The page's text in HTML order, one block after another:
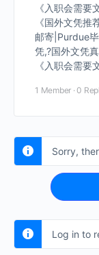
《入职会需要
《国外文凭
邮寄|Purdue
凭,?国外文凭
《入职会需要
1 Member · 0
Sorry,
Log in to